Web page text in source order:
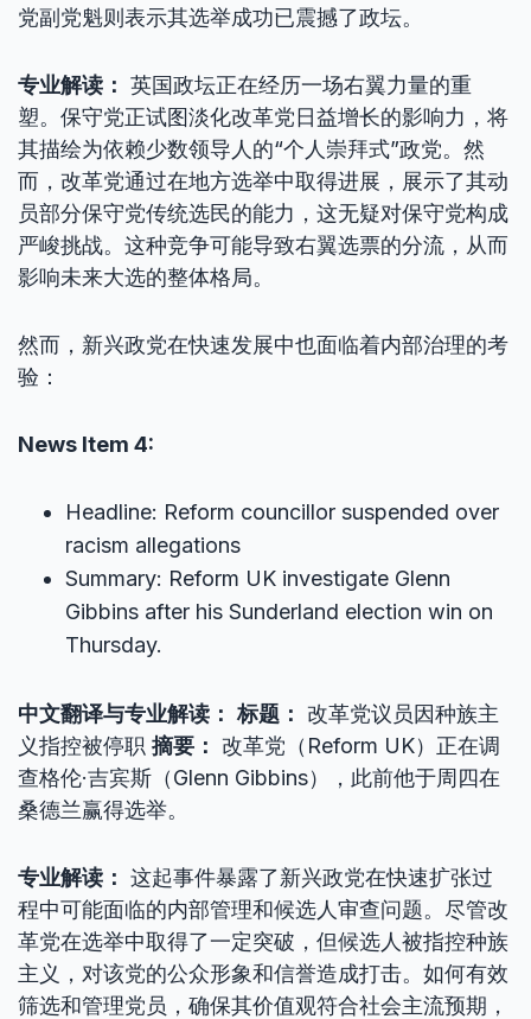
党副党魁则表示其选举成功已震撼了政坛。
专业解读： 英国政坛正在经历一场右翼力量的重
塑。保守党正试图淡化改革党日益增长的影响力，将
其描绘为依赖少数领导人的“个人崇拜式”政党。然
而，改革党通过在地方选举中取得进展，展示了其动
员部分保守党传统选民的能力，这无疑对保守党构成
严峻挑战。这种竞争可能导致右翼选票的分流，从而
影响未来大选的整体格局。
然而，新兴政党在快速发展中也面临着内部治理的考
验：
News Item 4:
Headline: Reform councillor suspended over
racism allegations
Summary: Reform UK investigate Glenn
Gibbins after his Sunderland election win on
Thursday.
中文翻译与专业解读： 标题： 改革党议员因种族主
义指控被停职 摘要： 改革党（Reform UK）正在调
查格伦·吉宾斯（Glenn Gibbins），此前他于周四在
桑德兰赢得选举。
专业解读： 这起事件暴露了新兴政党在快速扩张过
程中可能面临的内部管理和候选人审查问题。尽管改
革党在选举中取得了一定突破，但候选人被指控种族
主义，对该党的公众形象和信誉造成打击。如何有效
筛选和管理党员，确保其价值观符合社会主流预期，